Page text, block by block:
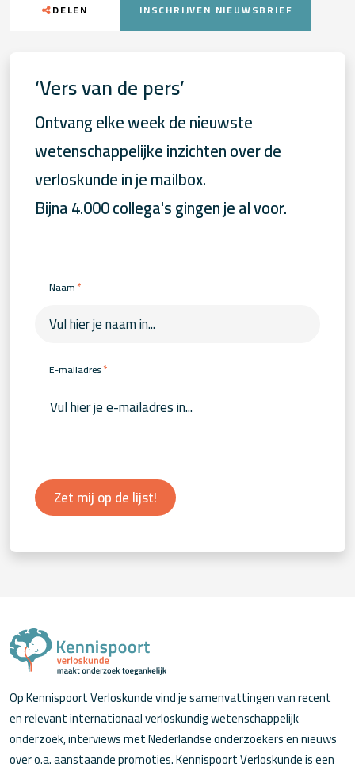
DELEN INSCHRIJVEN NIEUWSBRIEF
‘Vers van de pers’
Ontvang elke week de nieuwste
wetenschappelijke inzichten over de
verloskunde in je mailbox.
Bijna 4.000 collega's gingen je al voor.
Naam*
E-mailadres*
Zet mij op de lijst!
Op Kennispoort Verloskunde vind je samenvattingen van recent
en relevant internationaal verloskundig wetenschappelijk
onderzoek, interviews met Nederlandse onderzoekers en nieuws
over o.a. aanstaande promoties. Kennispoort Verloskunde is een